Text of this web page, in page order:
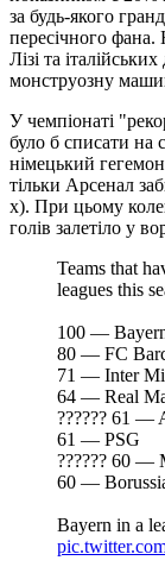
за будь-якого
пересічного
Лізі та
монструозну
У чемпіонаті
було б списати на
німецький
тільки Арсенал
х). При цьому
голів залетіло у
Teams that
leagues this
100 —
80 — FC
71 — Inter
64 — Real
?????? 61 —
61 — PSG
?????? 60 —
60 —
Bayern in a